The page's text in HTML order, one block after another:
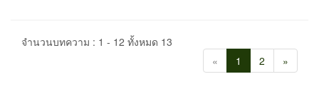
จำนวนบทความ : 1 - 12 ทั้งหมด 13
«
1 2 »